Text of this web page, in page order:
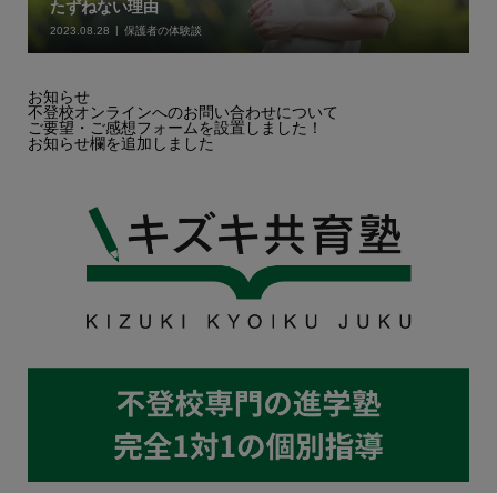
たずねない理由
2023.08.28 保護者の体験談
お知らせ
不登校オンラインへのお問い合わせについて
ご要望・ご感想フォームを設置しました！
お知らせ欄を追加しました